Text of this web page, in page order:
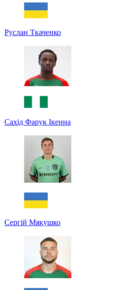
Руслан Ткаченко
Сахід Фарук Ікенна
Сергій Мякушко